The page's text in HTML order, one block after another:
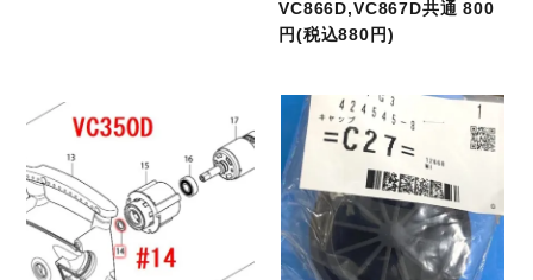
VC866D,VC867D共通 800
円(税込880円)